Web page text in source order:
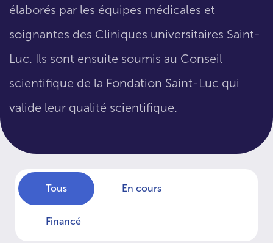
élaborés par les équipes médicales et
soignantes des Cliniques universitaires Saint-
Luc. Ils sont ensuite soumis au Conseil
scientifique de la Fondation Saint-Luc qui
valide leur qualité scientifique.
Tous En cours
Financé